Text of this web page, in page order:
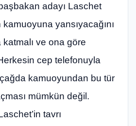
adayı Laschet
yansıyacağını
ve ona göre
cep telefonuyla
çağda kamuoyundan bu tür
mümkün değil.
tavrı